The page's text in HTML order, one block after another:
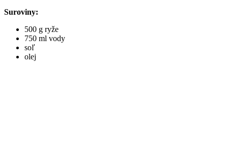
Suroviny:
500 g ryže
750 ml vody
soľ
olej